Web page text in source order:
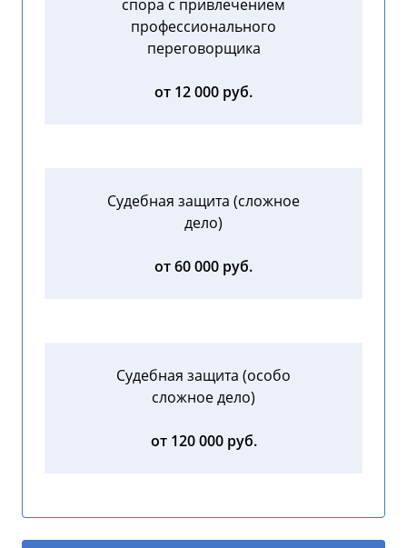
спора с привлечением
профессионального
переговорщика
от 12 000 руб.
Судебная защита (сложное
дело)
от 60 000 руб.
Судебная защита (особо
сложное дело)
от 120 000 руб.